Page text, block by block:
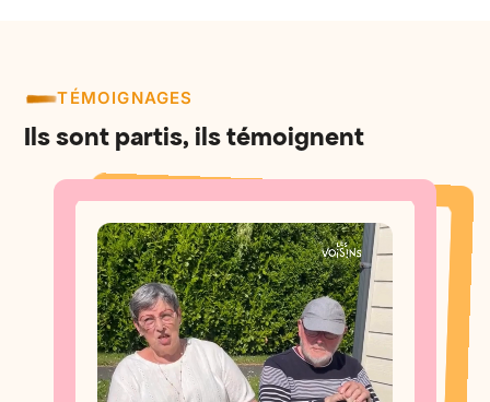
TÉMOIGNAGES
Ils sont partis, ils témoignent